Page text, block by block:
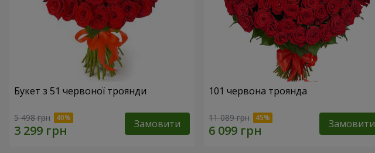
Букет з 51 червоної троянди
5 498 грн Замовити
101 червона троянда
11 089 грн Замовити